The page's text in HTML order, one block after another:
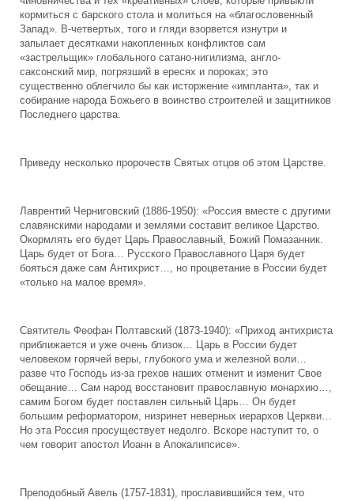
кормиться с барского стола и молиться на «благословенный
Запад». В-четвертых, того и гляди взорвется изнутри и
запылает десятками накопленных конфликтов сам
«застрельщик» глобального сатано-нигилизма, англо-
саксонский мир, погрязший в ересях и пороках; это
существенно облегчило бы как исторжение «импланта», так и
собирание народа Божьего в воинство строителей и защитников
Последнего царства.
Приведу несколько пророчеств Святых отцов об этом Царстве.
Лаврентий Черниговский (1886-1950): «Россия вместе с другими
славянскими народами и землями составит великое Царство.
Окормлять его будет Царь Православный, Божий Помазанник.
Царь будет от Бога… Русского Православного Царя будет
бояться даже сам Антихрист…, но процветание в России будет
«только на малое время».
Святитель Феофан Полтавский (1873-1940): «Приход антихриста
приближается и уже очень близок… Царь в России будет
человеком горячей веры, глубокого ума и железной воли…
разве что Господь из-за грехов наших отменит и изменит Свое
обещание… Сам народ восстановит православную монархию…,
самим Богом будет поставлен сильный Царь… Он будет
большим реформатором, низринет неверных иерархов Церкви…
Но эта Россия просуществует недолго. Вскоре наступит то, о
чем говорит апостол Иоанн в Апокалипсисе».
Преподобный Авель (1757-1831), прославившийся тем, что